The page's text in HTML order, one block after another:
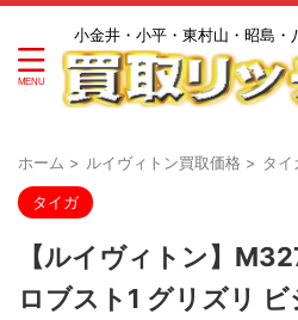
小金井・小平・東村山・昭島・
ホーム > ルイヴィトン買取価格 > タイ
タイガ
【ルイヴィトン】
ロブスト1 グリズリ